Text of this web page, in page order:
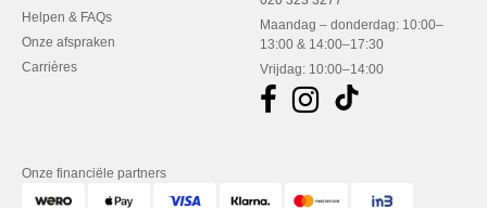
Helpen & FAQs
Onze afspraken
Carrières
Maandag – donderdag: 10:00–
13:00 & 14:00–17:30
Vrijdag: 10:00–14:00
Onze financiële partners